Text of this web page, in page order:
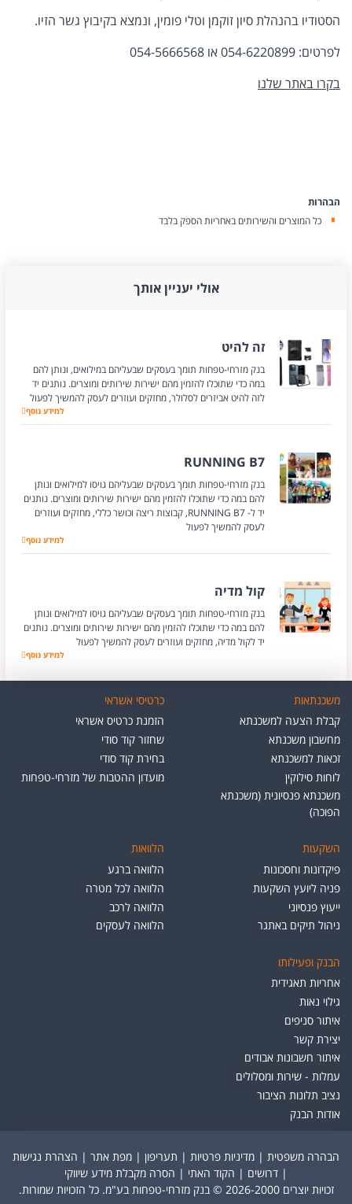
הסטודיו בהנהלת סיון זוקמן וטלי פומין, ונמצא בקיבוץ גשר הזיו.
לפרטים: 054-6220899 או 054-5666568
בקרו באתר שלנו
הבהרות
כל המוצרים והשירותים באחריות הספק בלבד
אולי יעניין אותך
זה להיט
בנק מזרחי-טפחות תומך בעסקים שבעליהם במילואים, ונותן להם
במה כדי שתוכלו להזמין מהם ישירות שירותים ומוצרים. נותנים יד
לזה להיט אביזרים לסלולר, מחזקים ועוזרים לעסק להמשיך לפעול
זה להיט
למידע נוסף
RUNNING B7
בנק מזרחי-טפחות תומך בעסקים שבעליהם גויסו למילואים ונותן
להם במה כדי שתוכלו להזמין מהם ישירות שירותים ומוצרים. נותנים
יד ל- RUNNING B7, קבוצות ריצה וכושר כללי, מחזקים ועוזרים
לעסק להמשיך לפעול
RUNNING B7
למידע נוסף
קול מדיה
בנק מזרחי-טפחות תומך בעסקים שבעליהם גויסו למילואים ונותן
להם במה כדי שתוכלו להזמין מהם ישירות שירותים ומוצרים. נותנים
יד לקול מדיה, מחזקים ועוזרים לעסק להמשיך לפעול
קול מדיה
למידע נוסף
משכנתאות
קבלת הצעה למשכנתא
מחשבון משכנתא
זכאות למשכנתא
לוחות סילוקין
משכנתא פנסיונית (משכנתא
הפוכה)
כרטיסי אשראי
הזמנת כרטיס אשראי
שחזור קוד סודי
בחירת קוד סודי
מועדון ההטבות של מזרחי-טפחות
השקעות
פיקדונות וחסכונות
פניה ליועץ השקעות
ייעוץ פנסיוני
ניהול תיקים באתגר
הלוואות
הלוואה ברגע
הלוואה לכל מטרה
הלוואה לרכב
הלוואה לעסקים
הבנק ופעילותו
אחריות תאגידית
גילוי נאות
איתור סניפים
יצירת קשר
איתור חשבונות אבודים
עמלות - שירות ומסלולים
נציב תלונות הציבור
אודות הבנק
הבהרה משפטית | מדיניות פרטיות | תעריפון | מפת אתר | הצהרת נגישות
| דרושים | הקוד האתי | הסרה מקבלת מידע שיווקי
זכויות יוצרים 2026-2000 © בנק מזרחי-טפחות בע"מ. כל הזכויות שמורות.